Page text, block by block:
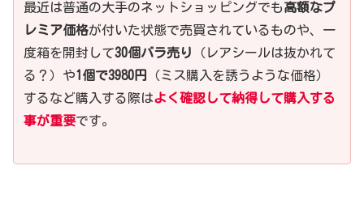
最近は普通の大手のネットショッピングでも高額なプ
レミア価格が付いた状態で売買されているものや、一
度箱を開封して30個バラ売り
（レアシールは抜かれて
る？）や1個で3980円
（ミス購入を誘うような価格）
するなど購入する際はよく確認して納得して購入する
事が重要です。